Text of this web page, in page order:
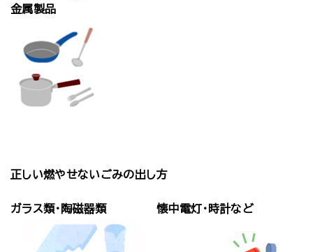
金属製品
正しい燃やせないごみの出し方
ガラス類・陶磁器類 懐中電灯・時計など